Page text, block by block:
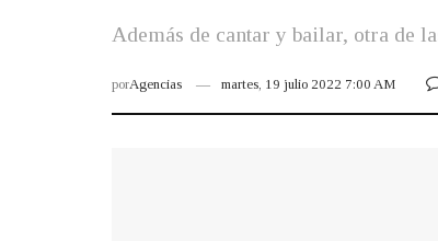
Además de cantar y bailar, otra de
porAgencias martes, 19 julio 2022 7:00 AM